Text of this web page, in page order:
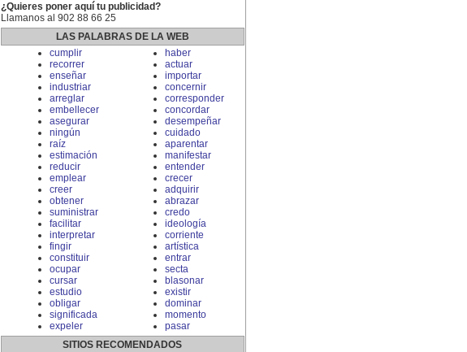
¿Quieres poner aquí tu publicidad?
Llamanos al 902 88 66 25
LAS PALABRAS DE LA WEB
cumplir
recorrer
enseñar
industriar
arreglar
embellecer
asegurar
ningún
raíz
estimación
reducir
emplear
creer
obtener
suministrar
facilitar
interpretar
fingir
constituir
ocupar
cursar
estudio
obligar
significada
expeler
haber
actuar
importar
concernir
corresponder
concordar
desempeñar
cuidado
aparentar
manifestar
entender
crecer
adquirir
abrazar
credo
ideología
corriente
artística
entrar
secta
blasonar
existir
dominar
momento
pasar
SITIOS RECOMENDADOS